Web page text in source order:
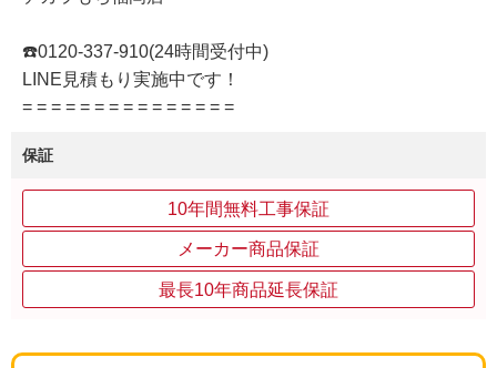
☎️0120-337-910(24時間受付中)
LINE見積もり実施中です！
= = = = = = = = = = = = = = =
保証
10年間無料工事保証
メーカー商品保証
最長10年商品延長保証